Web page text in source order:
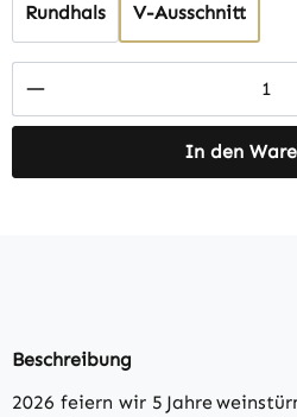
Rundhals V-Ausschnitt
Produkt Anzahl: Gib
In den
Beschreibung
2026 feiern wir 5 Jahre